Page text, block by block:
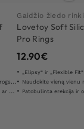
Gaidžio žiedo
Lovetoy Soft
Pro Rings
12.90€
„Elipsy“ ir „Flexible Fit“
Naudokite vieną vienu
Patobulinta erekcija ir